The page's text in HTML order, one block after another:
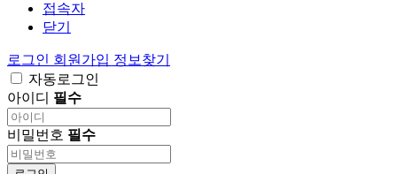
접속자
닫기
로그인 회원가입 정보찾기
자동로그인
아이디 필수
비밀번호 필수